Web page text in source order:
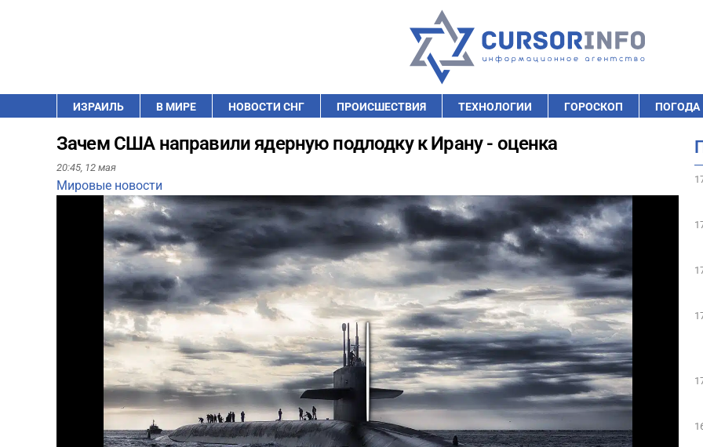
ИЗРАИЛЬ В МИРЕ НОВОСТИ СНГ ПРОИСШЕСТВИЯ ТЕХНОЛОГИИ ГОРОСКОП ПОГОДА
Зачем США направили ядерную подлодку к Ирану - оценка
20:45, 12 мая
Мировые новости
Play